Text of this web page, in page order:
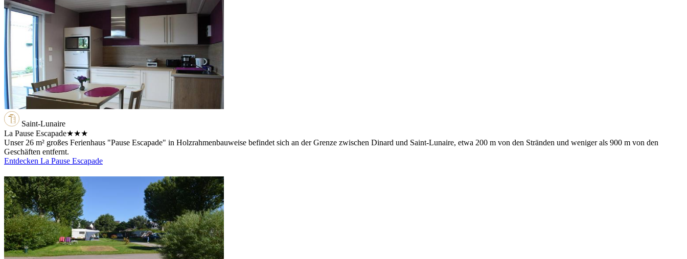
Saint-Lunaire
La Pause Escapade★★★
Unser 26 m² großes Ferienhaus "Pause Escapade" in Holzrahmenbauweise befindet sich an der Grenze zwischen Dinard und Saint-Lunaire, etwa 200 m von den Stränden und weniger als 900 m von den
Geschäften entfernt.
Entdecken La Pause Escapade